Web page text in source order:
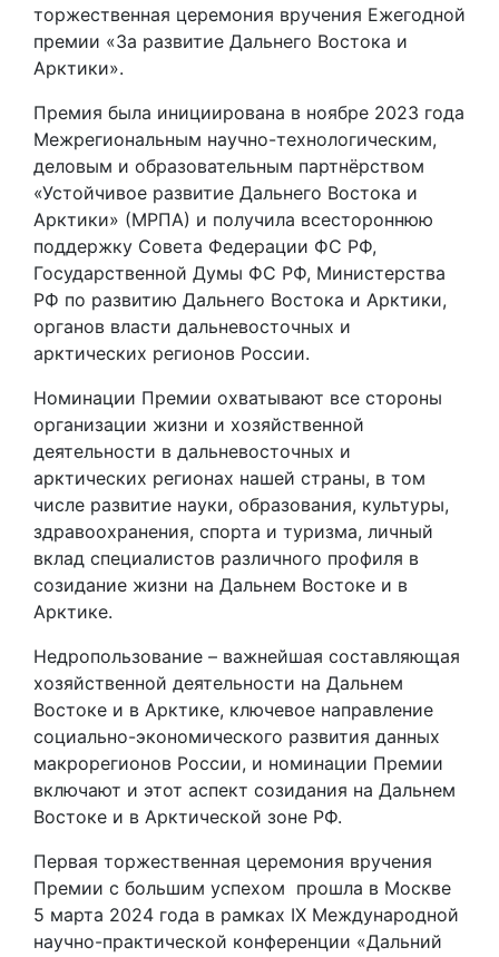
торжественная церемония вручения Ежегодной
премии «За развитие Дальнего Востока и
Арктики».
Премия была инициирована в ноябре 2023 года
Межрегиональным научно-технологическим,
деловым и образовательным партнёрством
«Устойчивое развитие Дальнего Востока и
Арктики» (МРПА) и получила всестороннюю
поддержку Совета Федерации ФС РФ,
Государственной Думы ФС РФ, Министерства
РФ по развитию Дальнего Востока и Арктики,
органов власти дальневосточных и
арктических регионов России.
Номинации Премии охватывают все стороны
организации жизни и хозяйственной
деятельности в дальневосточных и
арктических регионах нашей страны, в том
числе развитие науки, образования, культуры,
здравоохранения, спорта и туризма, личный
вклад специалистов различного профиля в
созидание жизни на Дальнем Востоке и в
Арктике.
Недропользование – важнейшая составляющая
хозяйственной деятельности на Дальнем
Востоке и в Арктике, ключевое направление
социально-экономического развития данных
макрорегионов России, и номинации Премии
включают и этот аспект созидания на Дальнем
Востоке и в Арктической зоне РФ.
Первая торжественная церемония вручения
Премии с большим успехом прошла в Москве
5 марта 2024 года в рамках IX Международной
научно-практической конференции «Дальний